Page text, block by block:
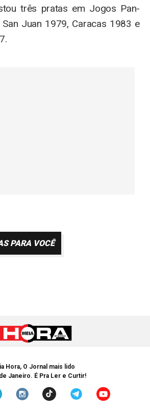
três pratas em Jogos Pan-
Juan 1979, Caracas 1983 e
PARA VOCÊ
Hora, O Jornal mais lido
Janeiro. É Pra Ler e Curtir!